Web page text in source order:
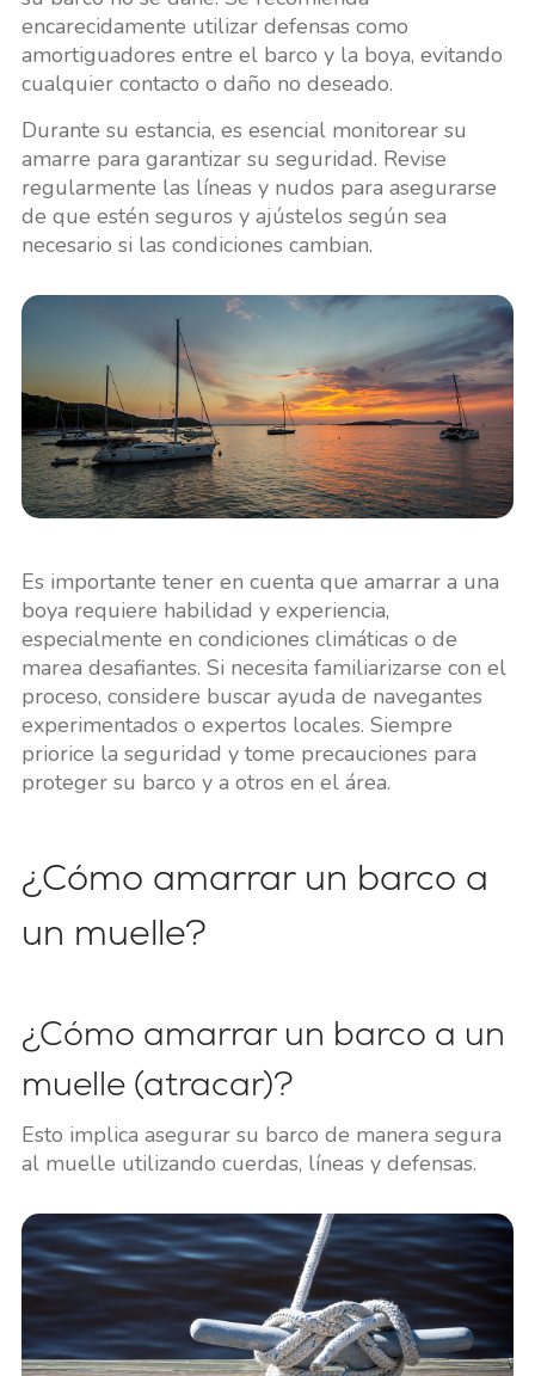
encarecidamente utilizar defensas como
amortiguadores entre el barco y la boya, evitando
cualquier contacto o daño no deseado.
Durante su estancia, es esencial monitorear su
amarre para garantizar su seguridad. Revise
regularmente las líneas y nudos para asegurarse
de que estén seguros y ajústelos según sea
necesario si las condiciones cambian.
Es importante tener en cuenta que amarrar a una
boya requiere habilidad y experiencia,
especialmente en condiciones climáticas o de
marea desafiantes. Si necesita familiarizarse con el
proceso, considere buscar ayuda de navegantes
experimentados o expertos locales. Siempre
priorice la seguridad y tome precauciones para
proteger su barco y a otros en el área.
¿Cómo amarrar un barco a
un muelle?
¿Cómo amarrar un barco a un
muelle (atracar)?
Esto implica asegurar su barco de manera segura
al muelle utilizando cuerdas, líneas y defensas.